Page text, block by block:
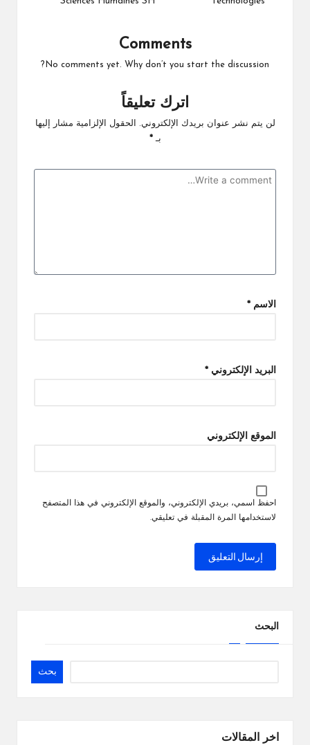
Comments
No comments yet. Why don’t you start the discussion?
اترك تعليقاً
لن يتم نشر عنوان بريدك الإلكتروني.
الحقول الإلزامية مشار إليها
بـ*
الاسم *
البريد الإلكتروني *
الموقع الإلكتروني
احفظ اسمي، بريدي الإلكتروني، والموقع الإلكتروني في هذا المتصفح
لاستخدامها المرة المقبلة في تعليقي.
البحث
بحث
اخر المقالات